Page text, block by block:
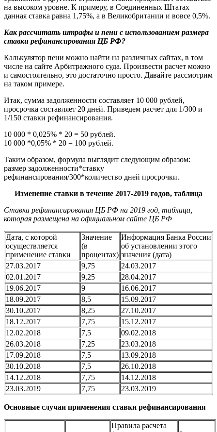
на высоком уровне. К примеру, в Соединенных Штатах
данная ставка равна 1,75%, а в Великобритании и вовсе 0,5%.
Как рассчитать штрафы и пени с использованием размера
ставки рефинансирования ЦБ РФ?
Калькулятор пени можно найти на различных сайтах, в том
числе на сайте Арбитражного суда. Произвести расчет можно
и самостоятельно, это достаточно просто. Давайте рассмотрим
на таком примере.
Итак, сумма задолженности составляет 10 000 рублей,
просрочка составляет 20 дней. Приведем расчет для 1/300 и
1/150 ставки рефинансирования.
10 000 * 0,025% * 20 = 50 рублей.
10 000 *0,05% * 20 = 100 рублей.
Таким образом, формула выглядит следующим образом:
размер задолженности*ставку
рефинансирования/300*количество дней просрочки.
Изменение ставки в течение 2017-2019 годов, таблица
Ставка рефинансирования ЦБ РФ на 2019 год, таблица,
которая размещена на официальном сайте ЦБ РФ
Дата, с которой
осуществляется
применение ставки
Значение
(в
процентах)
Информация Банка России
об установлении этого
значения (дата)
27.03.2017
9,75
24.03.2017
02.01.2017
9,25
28.04.2017
19.06.2017
9
16.06.2017
18.09.2017
8,5
15.09.2017
30.10.2017
8,25
27.10.2017
18.12.2017
7,75
15.12.2017
12.02.2018
7,5
09.02.2018
26.03.2018
7,25
23.03.2018
17.09.2018
7,5
13.09.2018
30.10.2018
7,5
26.10.2018
14.12.2018
7,75
14.12.2018
23.03.2019
7,75 23.03.2019
Основные случаи применения ставки рефинансирования
Правила расчета